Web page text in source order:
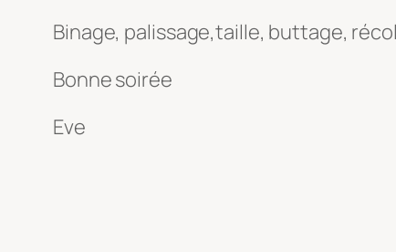
Binage, palissage,taille, buttage,
Bonne soirée
Eve